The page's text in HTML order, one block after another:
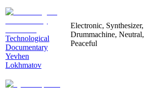
Technological
Documentary
Yevhen
Lokhmatov
Electronic, Synthesizer,
Drummachine, Neutral,
Peaceful